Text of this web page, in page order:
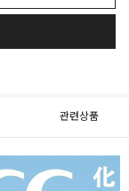
관련상품